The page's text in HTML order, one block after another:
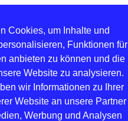
Cookies, um Inhalte und
Funktionen für
anbieten zu können und die
Website zu analysieren.
wir Informationen zu Ihrer
Website an unsere Partner
Werbung und Analysen